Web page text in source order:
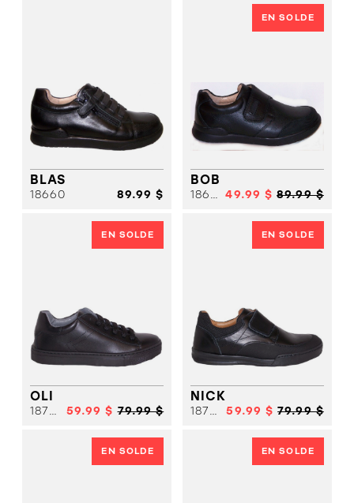
BLAS
18660 89.99 $
EN SOLDE
BOB
18661 49.99 $ 89.99 $
EN SOLDE
OLI
18755 59.99 $ 79.99 $
EN SOLDE
NICK
18756 59.99 $ 79.99 $
EN SOLDE EN SOLDE